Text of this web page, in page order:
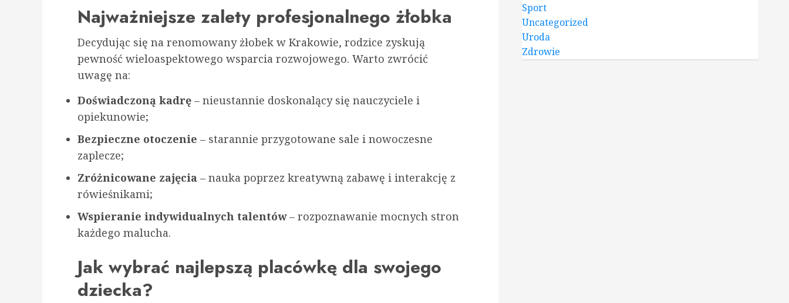
Najważniejsze zalety profesjonalnego żłobka
Decydując się na renomowany żłobek w Krakowie, rodzice zyskują
pewność wieloaspektowego wsparcia rozwojowego. Warto zwrócić
uwagę na:
Doświadczoną kadrę – nieustannie doskonalący się nauczyciele i
opiekunowie;
Bezpieczne otoczenie – starannie przygotowane sale i nowoczesne
zaplecze;
Zróżnicowane zajęcia – nauka poprzez kreatywną zabawę i interakcję z
rówieśnikami;
Wspieranie indywidualnych talentów– rozpoznawanie mocnych stron
każdego malucha.
Jak wybrać najlepszą placówkę dla swojego
dziecka?
Sport
Uncategorized
Uroda
Zdrowie